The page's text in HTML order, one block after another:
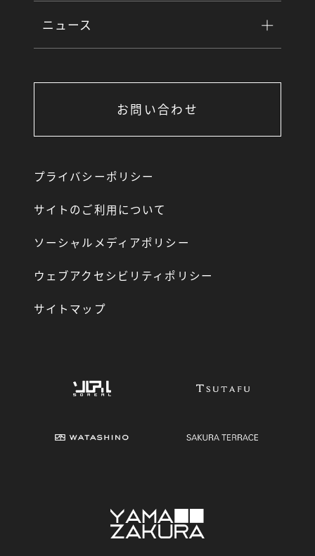
ニュース
お問い合わせ
プライバシーポリシー
サイトのご利用について
ソーシャルメディアポリシー
ウェブアクセシビリティポリシー
サイトマップ